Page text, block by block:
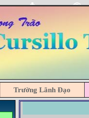
Trường Lãnh Đạo